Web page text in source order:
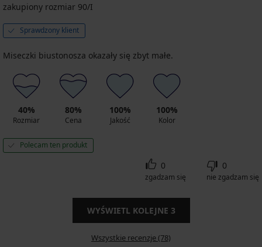
zakupiony rozmiar 90/I
Sprawdzony klient
Miseczki biustonosza okazały się zbyt małe.
40%
Rozmiar
80%
Cena
100%
Jakość
100%
Kolor
Polecam ten produkt
0
zgadzam się
0
nie zgadzam się
WYŚWIETL KOLEJNE 3
Wszystkie recenzje (78)